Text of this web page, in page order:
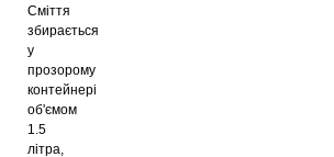
Сміття
збирається
у
прозорому
контейнері
об'ємом
1.5
літра,